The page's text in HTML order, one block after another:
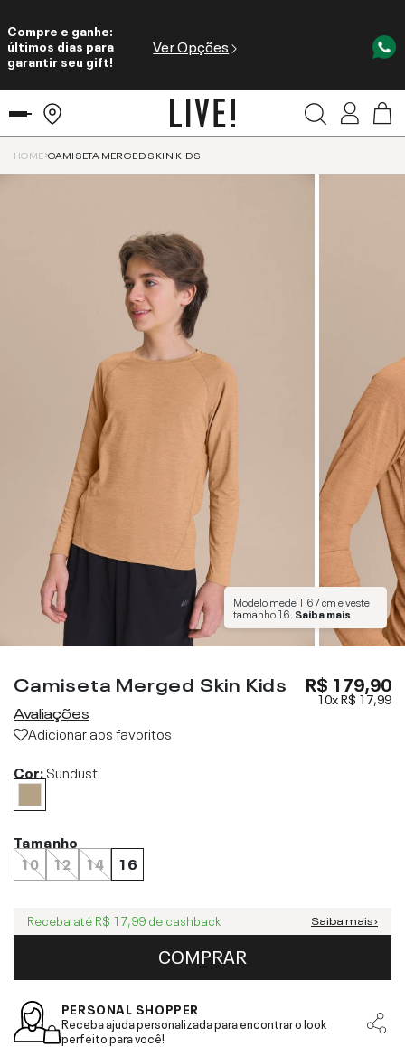
Compre e ganhe:
últimos dias para
garantir seu gift!
Ver Opções
HOME CAMISETA MERGED SKIN KIDS
Modelo mede1,67 cme veste
tamanho16 Saiba mais
Camiseta Merged Skin Kids
Avaliações
Adicionar aos favoritos
R$ 179,90
10xR$ 17,99
Cor:Sundust
Tamanho
10
12 14 16
Receba até R$ 17,99 de cashback Saiba mais ›
COMPRAR
PERSONAL SHOPPER
Receba ajuda personalizada para encontrar o look
perfeito para você!